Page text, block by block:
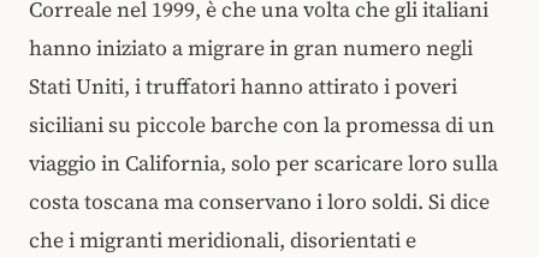
Correale nel 1999, è che una volta che gli italiani
hanno iniziato a migrare in gran numero negli
Stati Uniti, i truffatori hanno attirato i poveri
siciliani su piccole barche con la promessa di un
viaggio in California, solo per scaricare loro sulla
costa toscana ma conservano i loro soldi. Si dice
che i migranti meridionali, disorientati e